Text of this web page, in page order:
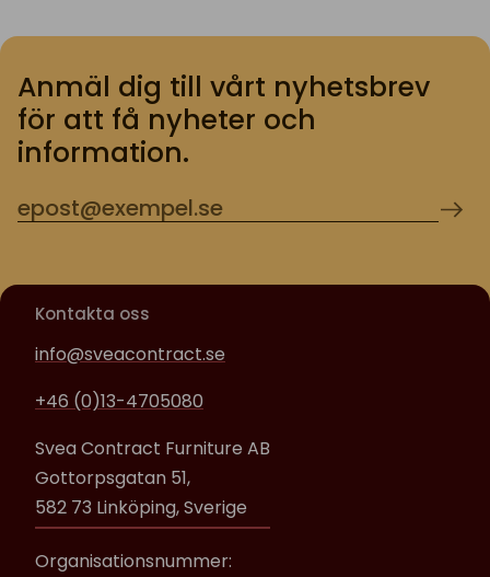
Anmäl dig till vårt nyhetsbrev
för att få nyheter och
information.
Kontakta oss
info@sveacontract.se
+46 (0)13-4705080
Svea Contract Furniture AB
Gottorpsgatan 51,
582 73 Linköping, Sverige
Organisationsnummer: